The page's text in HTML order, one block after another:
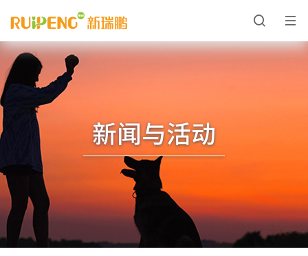
新闻与活动